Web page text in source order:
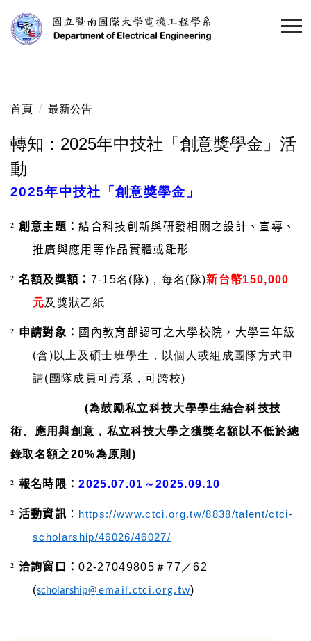
到
主
區
首頁 最新公告
轉知：2025年中技社「創意獎學金」活
動
2025年中技社「創意獎學金」
² 創意主題：結合科技創新與研發相關之設計、宣導、
推廣與應用等作品實體或雛形
² 名額及獎額： 7-15名(隊)，每名(隊)新台幣150,000
元及獎狀乙紙
² 申請對象： 國內教育部認可之大學校院，大學三年級
(含)以上及碩士班學生，以個人或組成團隊方式申
請(團隊成員可跨系，可跨校)
(為鼓勵私立科技大學學生結合科技技
術、應用與創意，私立科技大學之獲獎名額以不低於總
錄取名額之20%為原則)
² 報名時限：2025.07.01～2025.09.10
² 活動資訊 ： https://www.ctci.org.tw/8838/talent/ctci-
scholarship/46026/46027/
² 洽詢窗口：02-27049805＃77／62
(scholarship@email.ctci.org.tw)